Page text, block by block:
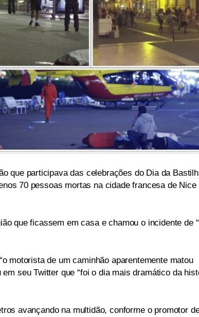
que participava das celebrações do Dia da
70 pessoas mortas na cidade francesa de Nice
que ficassem em casa e chamou o incidente de
motorista de um caminhão aparentemente matou
seu Twitter que “foi o dia mais dramático da
avançando na multidão, conforme o promotor